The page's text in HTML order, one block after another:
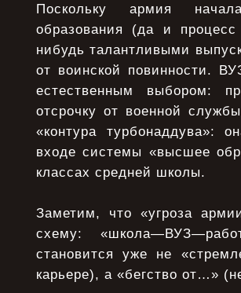
Поскольку армия
образования (да и
нибудь талантливыми
от воинской повинности.
естественным выбором:
отсрочку от военной
«контура турбонаддува»:
входе системы «высшее
классах средней школы.
Заметим, что «угроза
схему:
становится уже не
карьере), а «бегство от…»